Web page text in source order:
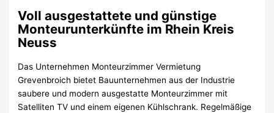
Voll ausgestattete und günstige
Monteurunterkünfte im Rhein Kreis
Neuss
Das Unternehmen Monteurzimmer Vermietung
Grevenbroich bietet Bauunternehmen aus der Industrie
saubere und modern ausgestatte Monteurzimmer mit
Satelliten TV und einem eigenen Kühlschrank. Regelmäßige